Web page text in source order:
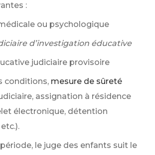
:
ou psychologique
d’investigation éducative
judiciaire provisoire
conditions, mesure de sûreté
assignation à résidence
électronique, détention
le juge des enfants suit le